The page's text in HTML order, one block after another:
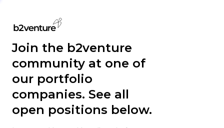
Join the b2venture
community at one of
our portfolio
companies. See all
open positions below.